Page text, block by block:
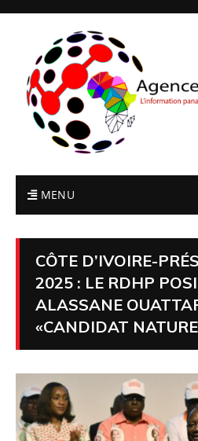
MENU
CÔTE D’IVOIRE-
2025 : LE RDHP
ALASSANE
«CANDIDAT